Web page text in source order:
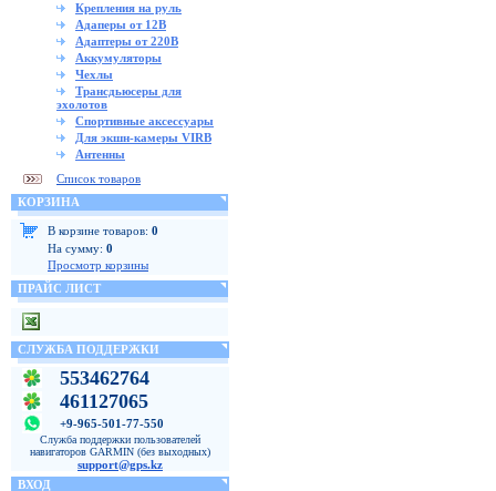
Крепления на руль
Адаперы от 12В
Адаптеры от 220В
Аккумуляторы
Чехлы
Трансдьюсеры для
эхолотов
Спортивные аксессуары
Для экшн-камеры VIRB
Антенны
Список товаров
КОРЗИНА
В корзине товаров: 0
На сумму: 0
Просмотр корзины
ПРАЙС ЛИСТ
СЛУЖБА ПОДДЕРЖКИ
553462764
461127065
+9-965-501-77-550
Служба поддержки пользователей
навигаторов GARMIN (без выходных)
support@gps.kz
ВХОД